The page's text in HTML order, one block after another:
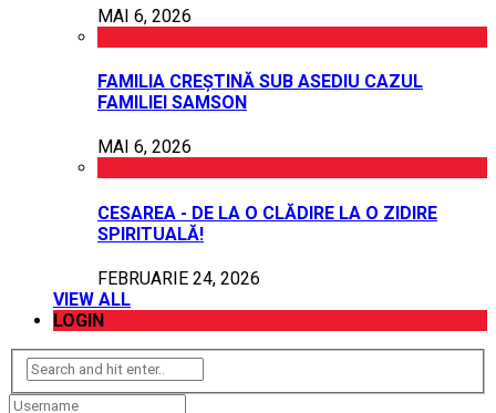
MAI 6, 2026
FAMILIA CREȘTINĂ SUB ASEDIU CAZUL
FAMILIEI SAMSON
MAI 6, 2026
CESAREA - DE LA O CLĂDIRE LA O ZIDIRE
SPIRITUALĂ!
FEBRUARIE 24, 2026
VIEW ALL
LOGIN